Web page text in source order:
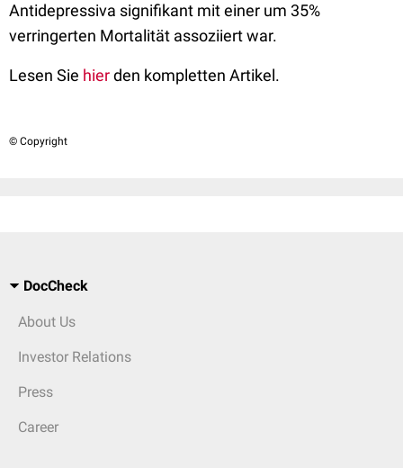
Antidepressiva signifikant mit einer um 35%
verringerten Mortalität assoziiert war.
Lesen Sie hierden kompletten Artikel.
© Copyright
DocCheck
About Us
Investor Relations
Press
Career